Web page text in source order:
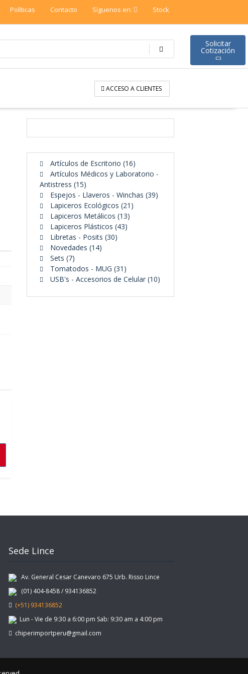
Políticas Contacto Síguenos en: Stock
ACCESO A CLIENTES
Artículos de Escritorio 1616
productos
Artículos Médicos y Laboratorio -
Antistress 1515
productos
Espejos - Llaveros - Winchas 3939
Lapiceros Ecológicos 21 21
Lapiceros Metálicos 1313
Lapiceros Plásticos 4343
Libretas - Posits 3030
Novedades 1414
Sets 77
productos
Tomatodos - MUG 31 31
productos
USB's - Accesorios de Celular 1010
Sede Lince
Av. General Cesar Canevaro 675 Urb. Risso Lince
(01) 404-8458 / 934136852
(+51) 934136852
Lun - Vie de 9:30 a 6:00 pm Sab: 9:30 am a 4:00 pm
chiperimportperu@gmail.com
Solicitar
Cotización